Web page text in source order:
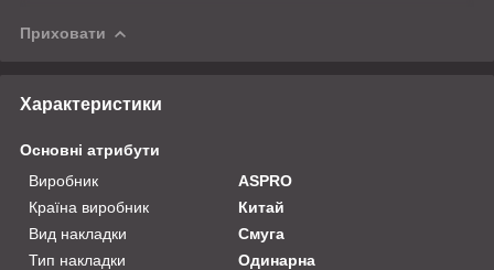
Приховати
Характеристики
Основні атрибути
Виробник
ASPRO
Країна виробник
Китай
Вид накладки
Смуга
Тип накладки
Одинарна